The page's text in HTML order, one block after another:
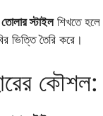
স্টাইলশিখতে হলে
ভিত্তি তৈরি করে।
কৌশল: